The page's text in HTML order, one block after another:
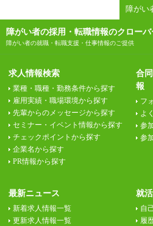
障がい
障がい者の採用・転職情報のクロー
障がい者の就職・転職支援・仕事情報のご提供
求人情報検索
業種・職種・勤務条件から探す
雇用実績・職場環境から探す
先輩からのメッセージから探す
セミナー・イベント情報から探す
チェックポイントから探す
企業名から探す
PR情報から探す
合
報
フ
よ
参
参
最新ニュース
新着求人情報一覧
更新求人情報一覧
就
自
履